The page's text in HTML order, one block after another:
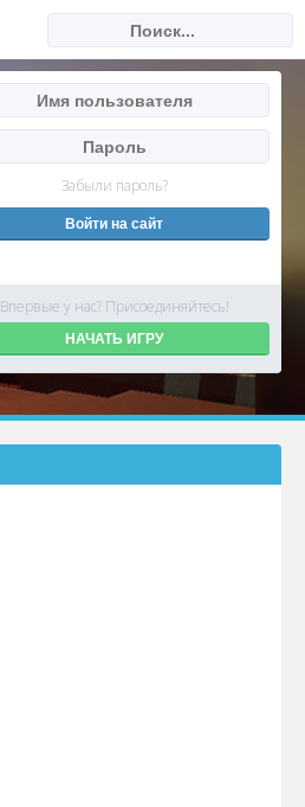
Забыли пароль?
Впервые у нас? Присоединяйтесь!
НАЧАТЬ ИГРУ